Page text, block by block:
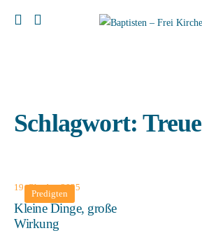
Schlagwort:Treue
Predigten
19. Oktober 2025
Kleine Dinge, große
Wirkung